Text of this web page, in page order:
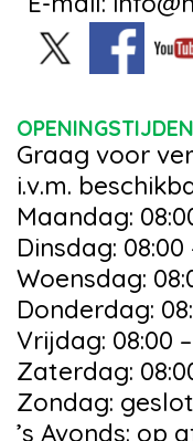
OPENINGSTIJDEN
Graag voor
i.v.m.
Maandag:
Dinsdag: 08:00
Woensdag:
Donderdag:
Vrijdag: 08:00 –
Zaterdag:
Zondag:
’s Avonds: op